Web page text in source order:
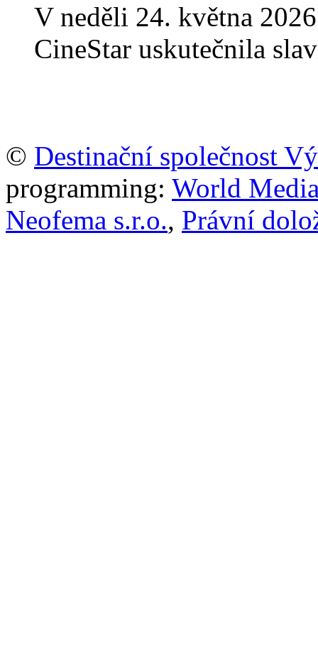
V neděli 24. května
CineStar uskutečnila
© Destinační společnost
programming: World
Neofema s.r.o., Právní